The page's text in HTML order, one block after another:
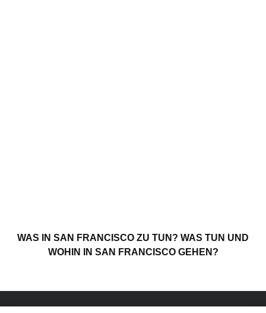
WAS IN SAN FRANCISCO ZU TUN? WAS TUN UND
WOHIN IN SAN FRANCISCO GEHEN?